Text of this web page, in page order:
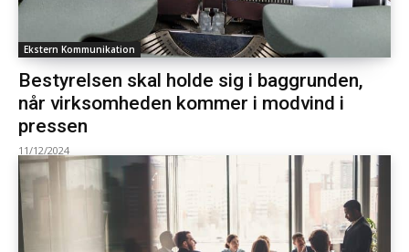
Ekstern Kommunikation
Bestyrelsen skal holde sig i baggrunden,
når virksomheden kommer i modvind i
pressen
11/12/2024